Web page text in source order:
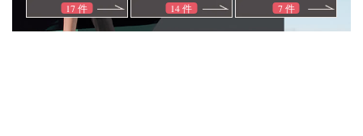
17 件 14 件 7 件